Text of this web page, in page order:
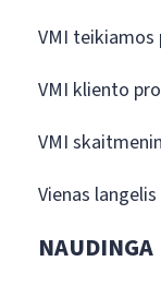
VMI teikiamos
VMI kliento
VMI
Vienas
NAUDINGA